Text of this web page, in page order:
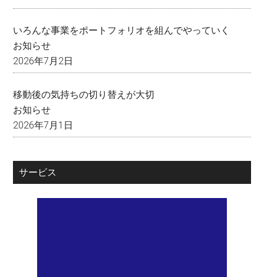
いろんな事業をポートフォリオを組んでやっていく
お知らせ
2026年7月2日
移動後の気持ちの切り替えが大切
お知らせ
2026年7月1日
サービス